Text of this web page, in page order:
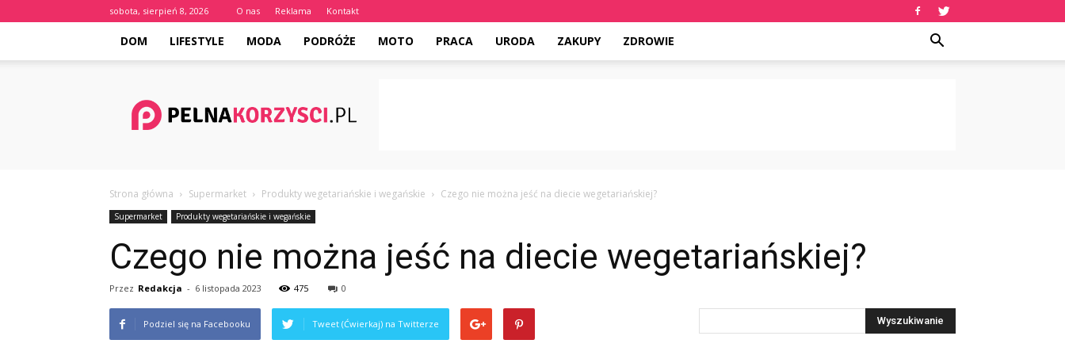
sobota, sierpień 8, 2026 O nas Reklama Kontakt
DOM LIFESTYLE MODA PODRÓŻE MOTO PRACA URODA ZAKUPY ZDROWIE
Strona główna Supermarket Produkty wegetariańskie i wegańskie Czego nie można jeść na diecie wegetariańskiej?
Supermarket Produkty wegetariańskie i wegańskie
Czego nie można jeść na diecie wegetariańskiej?
Przez Redakcja - 6 listopada 2023 475 0
Podziel się na Facebooku Tweet (Ćwierkaj) na Twitterze